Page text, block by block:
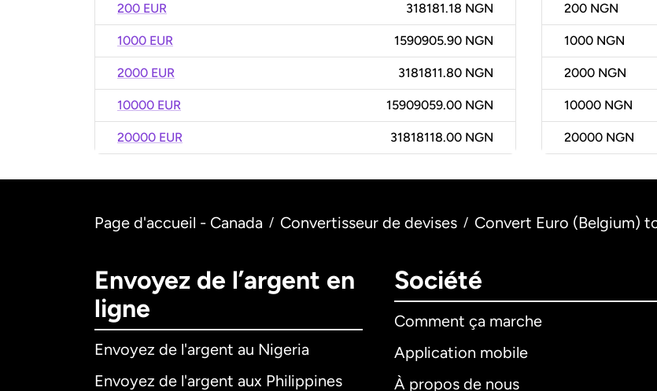
200 EUR 318181.18 NGN
1000 EUR 1590905.90 NGN
2000 EUR 3181811.80 NGN
10000 EUR 15909059.00 NGN
20000 EUR 31818118.00 NGN
200 NGN
1000 NGN
2000 NGN
10000 NGN
20000 NGN
Page d'accueil - Canada / Convertisseur de devises / Convert Euro (Belgium)
Envoyez de l’argent en
ligne
Envoyez de l'argent au Nigeria
Envoyez de l'argent aux Philippines
Société
Comment ça marche
Application mobile
À propos de nous